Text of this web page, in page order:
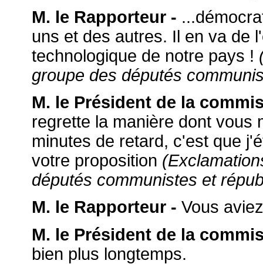
M. le Rapporteur -
uns et des autres. Il en va de
technologique de notre pays !
groupe des députés
M. le Président de la
regrette la manière dont vous
minutes de retard, c'est que
votre proposition
députés communistes et
M. le Rapporteur - Vous
M. le Président de la
bien plus longtemps.